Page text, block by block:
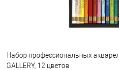
Набор профессиональных
GALLERY, 12 цветов